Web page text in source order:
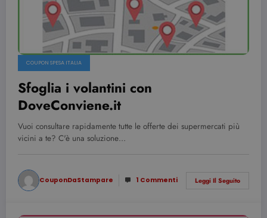
COUPON SPESA ITALIA
Sfoglia i volantini con
DoveConviene.it
Vuoi consultare rapidamente tutte le offerte dei supermercati più
vicini a te? C'è una soluzione…
CouponDaStampare 1 Commenti Leggi Il Seguito